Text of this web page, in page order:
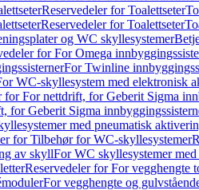
Reservedeler for Toalettseter
Reservedeler for Toalettseter
og WC skyllesystemer
for For Omega
For Twinline
WC-skyllesystem med elektronisk
for For nettdrift, for Geberit Sigma
for Geberit Sigma
med pneumatisk
for Tilbehør for WC-skyllesystemer
av skyllFor WC skyllesystemer
Reservedeler for For vegghengte
For vegghengte og